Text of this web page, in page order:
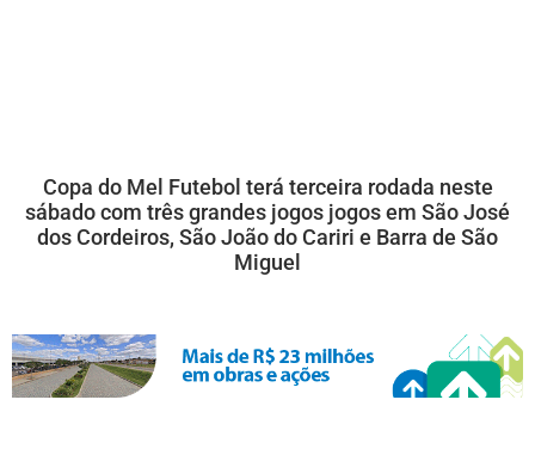
Copa do Mel Futebol terá terceira rodada neste
sábado com três grandes jogos jogos em São José
dos Cordeiros, São João do Cariri e Barra de São
Miguel